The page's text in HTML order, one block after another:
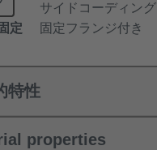
サイドコーディング
定
固定フランジ付き
特性
properties